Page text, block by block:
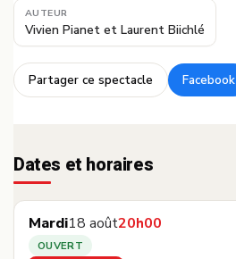
AUTEUR
Vivien Pianet et Laurent Biichlé
Partager ce spectacle
·
Facebook
Dates et horaires
Mardi18 août20h00
OUVERT